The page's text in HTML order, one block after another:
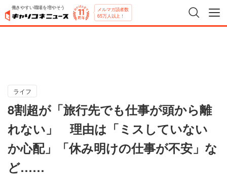
働きやすい職場を増やそう メルマガ読者数
65万人以上！
ライフ
8割超が「旅行先でも仕事が頭から離
れない」 理由は「ミスしていない
か心配」「休み明けの仕事が不安」な
ど……